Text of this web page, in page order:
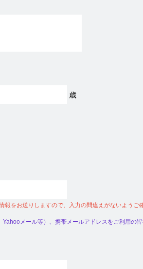
歳
報をお送りしますので、入力の間違えがないようご
Yahooメール等）、携帯メールアドレスをご利用の